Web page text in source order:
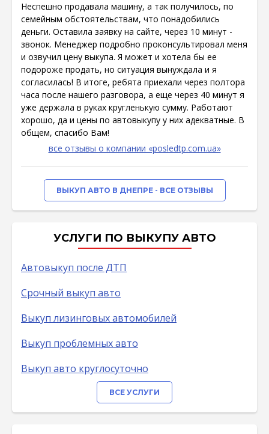
Неспешно продавала машину, а так получилось, по
семейным обстоятельствам, что понадобились
деньги. Оставила заявку на сайте, через 10 минут -
звонок. Менеджер подробно проконсультировал меня
и озвучил цену выкупа. Я может и хотела бы ее
подороже продать, но ситуация вынуждала и я
согласилась! В итоге, ребята приехали через полтора
часа после нашего разговора, а еще через 40 минут я
уже держала в руках кругленькую сумму. Работают
хорошо, да и цены по автовыкупу у них адекватные. В
общем, спасибо Вам!
все отзывы о компании «posledtp.com.ua»
ВЫКУП АВТО В ДНЕПРЕ - ВСЕ ОТЗЫВЫ
УСЛУГИ ПО ВЫКУПУ АВТО
Автовыкуп после ДТП
Срочный выкуп авто
Выкуп лизинговых автомобилей
Выкуп проблемных авто
Выкуп авто круглосуточно
ВСЕ УСЛУГИ